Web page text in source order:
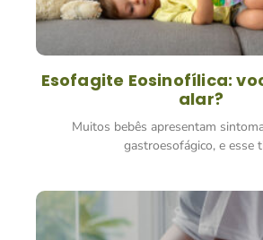
Esofagite Eosinofílica:
alar?
Muitos bebês apresentam
gastroesofágico, e esse